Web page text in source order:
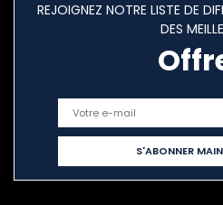
REJOIGNEZ NOTRE LISTE DE
DES